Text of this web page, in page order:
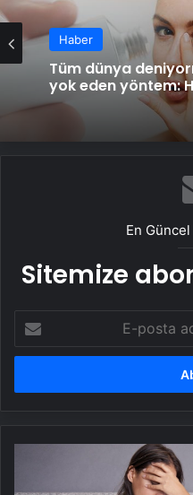
Tüm dünya
Haber
Tabaktaki,
Yıkansa da bazen
En
Sitemize
posta
adresinizi
uyanıyorsanız